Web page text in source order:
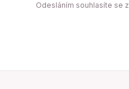
Odesláním souhlasíte se